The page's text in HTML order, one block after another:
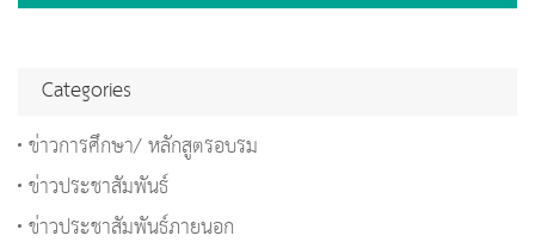
Categories
ข่าวการศึกษา/ หลักสูตรอบรม
ข่าวประชาสัมพันธ์
ข่าวประชาสัมพันธ์ภายนอก